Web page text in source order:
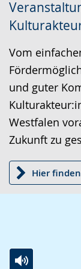
Vom
und guter
Westfalen
Zukunft zu
Hier